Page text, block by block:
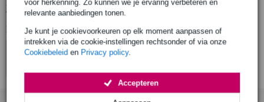
voor herkenning. Zo kunnen we je ervaring verbeteren en
relevante aanbiedingen tonen.
Je kunt je cookievoorkeuren op elk moment aanpassen of
intrekken via de cookie-instellingen rechtsonder of via onze
Cookiebeleid en Privacy policy.
Accepteren
Bekijk alle productspecificaties
Bekijk ook eens (4)